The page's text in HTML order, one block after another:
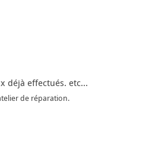
déjà effectués. etc…
de réparation.